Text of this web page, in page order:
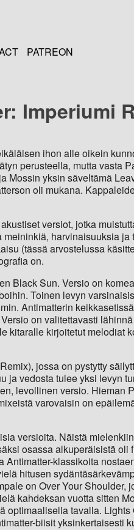
PATREON
Imperiumi
ihon alle oikein
perusteella, mutta vasta
Mossin yksin säveltämä
oli mukana.
versiot, jotka
harvinaisuuksia
(tässä arvostelussa
on.
Black Sun. Versio on
Toinen levyn
Antimatterin
on valitettavasti
kitaralle kirjoitetut
jossa on pystytty
ja vedosta tulee yksi levyn
levollinen versio. Hieman
varovaisin on
versioita. Näistä
osassa alkuperäisistä
klassikoita
hitusen
on Over Your
kahdeksan vuotta sitten
tavalla.
biisit yksinkertaisesti